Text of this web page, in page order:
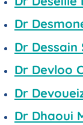
Dr
Dr Dessain
Dr Devloo
Dr
Dr Dhaoui